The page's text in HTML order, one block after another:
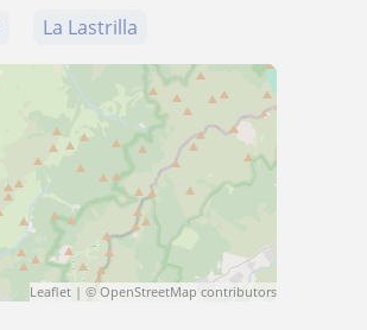
La Lastrilla
Leaflet| © OpenStreetMap contributors